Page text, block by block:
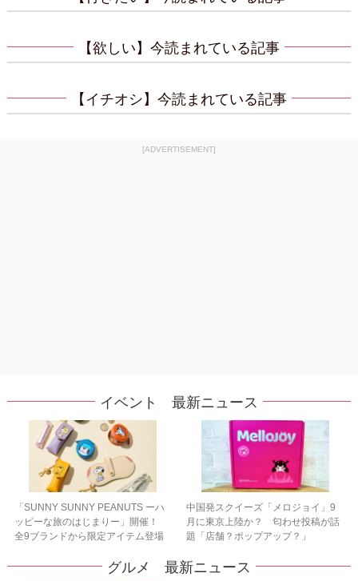
【欲しい】今読まれている記事
【イチオシ】今読まれている記事
[ADVERTISEMENT]
イベント 最新ニュース
「SUNNY SUNNY PEANUTS ーハ
ッピーな旅のはじまりー」開催！
全9ブランドから限定アイテム登場
中国発スクイーズ「メロジョイ」9
月に東京上陸か？ 匂わせ投稿が話
題「店舗？ポップアップ？」
グルメ 最新ニュース